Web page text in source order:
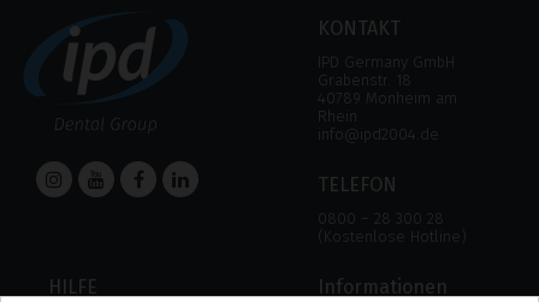
KONTAKT
IPD Germany GmbH
Grabenstr. 18
40789 Monheim am
Rhein
info@ipd2004.de
TELEFON
0800 – 28 300 28
(Kostenlose Hotline)
HILFE Informationen